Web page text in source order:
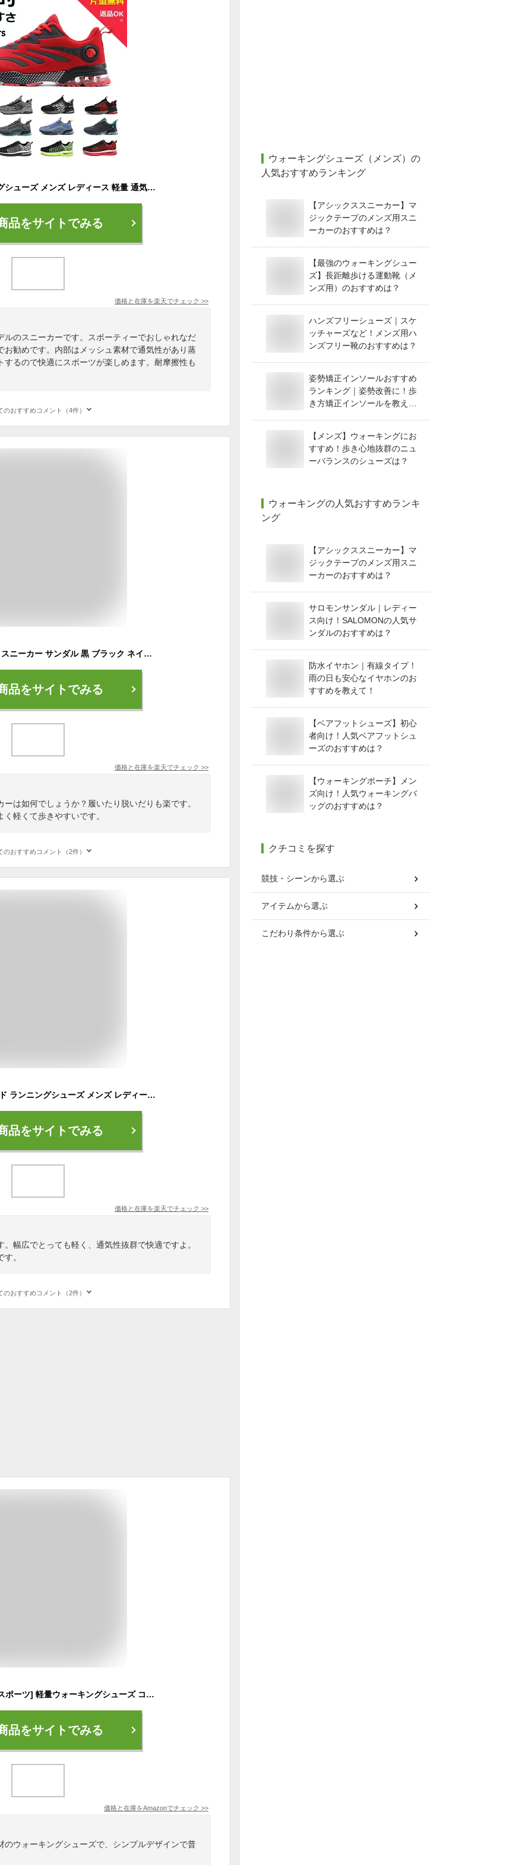
スニーカー ランニングシューズ メンズ レディース 軽量 通気 スポーツシューズ ウォーキング スニーカー シューズ 男女兼用 歩きやすい 滑りにくい 疲れない 新作 父の日 ギフト 送料無料
品をサイトでみる
価格と在庫を楽天でチェック >>
ルのスニーカーです。スポーティーでおしゃれなだ
お勧めです。内部はメッシュ素材で通気性があり蒸
るので快適にスポーツが楽しめます。耐摩擦性も
のおすすめコメント（4件）
スリッポン メンズ 靴 スニーカー サンダル 黒 ブラック ネイビー グレー 軽量 軽い 疲れない メッシュ 通気 かかとなし かかとが踏める 2way おしゃれ カジュアル 通勤 通学 厚底 ウォーキング FC.CROW エフシークロウ FMH1552 FC-1798
品をサイトでみる
価格と在庫を楽天でチェック >>
は如何でしょうか？履いたり脱いだりも楽です。
軽くて歩きやすいです。
のおすすめコメント（2件）
送料無料 ミズノ ワイド ランニングシューズ メンズ レディーズ MIZUNO MAXIMIZER 27 マキシマイザー ランニング ジョギング ウォーキング ランシュー 軽量 幅広 通勤 通学 シューズ 靴 マキシマイザー27 K1GA2500 K1GA2502
品をサイトでみる
価格と在庫を楽天でチェック >>
幅広でとっても軽く、通気性抜群で快適ですよ。
。
のおすすめコメント（2件）
[ダンロップモータースポーツ] 軽量ウォーキングシューズ コンフォートウォーカーC155 メンズ ブラック 26 cm 4E
品をサイトでみる
価格と在庫をAmazonでチェック >>
のウォーキングシューズで、シンプルデザインで普
ウォーキングシューズ（メンズ） の
人気おすすめランキング
【アシックススニーカー】マ
ジックテープのメンズ用スニ
ーカーのおすすめは？
【最強のウォーキングシュー
ズ】長距離歩ける運動靴（メ
ンズ用）のおすすめは？
ハンズフリーシューズ｜スケ
ッチャーズなど！メンズ用ハ
ンズフリー靴のおすすめは？
姿勢矯正インソールおすすめ
ランキング｜姿勢改善に！歩
き方矯正インソールを教え
【メンズ】ウォーキングにお
すすめ！歩き心地抜群のニュ
ーバランスのシューズは？
ウォーキングの人気おすすめランキ
ング
【アシックススニーカー】マ
ジックテープのメンズ用スニ
ーカーのおすすめは？
サロモンサンダル｜レディー
ス向け！SALOMONの人気サ
ンダルのおすすめは？
防水イヤホン｜有線タイプ！
雨の日も安心なイヤホンのお
すすめを教えて！
【ベアフットシューズ】初心
者向け！人気ベアフットシュ
ーズのおすすめは？
【ウォーキングポーチ】メン
ズ向け！人気ウォーキングバ
ッグのおすすめは？
クチコミを探す
競技・シーンから選ぶ
アイテムから選ぶ
こだわり条件から選ぶ